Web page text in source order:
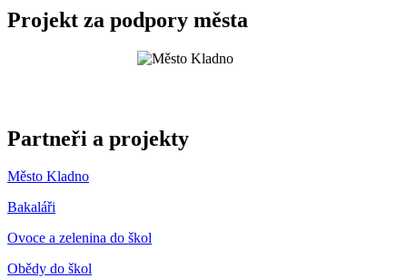
Projekt za podpory města
Partneři a projekty
Město Kladno
Bakaláři
Ovoce a zelenina do škol
Obědy do škol